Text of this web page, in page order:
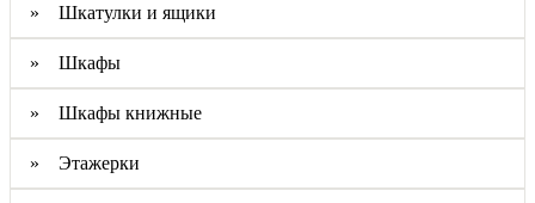
» Шкатулки и ящики
» Шкафы
» Шкафы книжные
» Этажерки